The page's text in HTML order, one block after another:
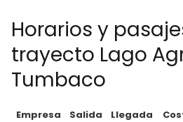
Horarios y
trayecto Lago
Tumbaco
Empresa Salida Llegada